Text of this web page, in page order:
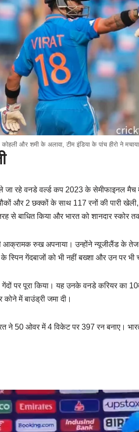
कोहली और शमी के अलावा, टीम इंडिया के पांच हीरो ने
रहे वनडे वर्ल्ड कप 2023 के सेमीफाइनल मैच में
और 2 छक्कों के साथ 117 रनों की पारी
से बाधित किया और भारत को शानदार स्कोर
रुख अपनाया। उन्होंने न्यूजीलैंड के तेज
स्पिन गेंदबाजों को भी नहीं बख्शा और उन पर
पर पूरा किया। यह उनके वनडे करियर का
में बाउंड्री जमा दी।
ने 50 ओवर में 4 विकेट पर 397 रन बनाए।